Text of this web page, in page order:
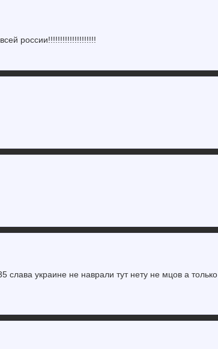
россии!!!!!!!!!!!!!!!!!!!!
слава украине не наврали тут нету не мцов а только